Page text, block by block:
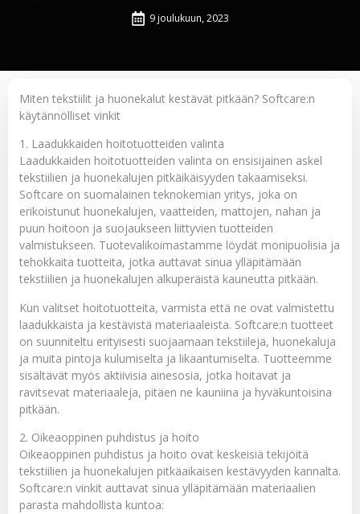
9 joulukuun, 2023
Miten tekstiilit ja huonekalut kestävät pitkään? Softcare:n
käytännölliset vinkit
1. Laadukkaiden hoitotuotteiden valinta
Laadukkaiden hoitotuotteiden valinta on ensisijainen askel
tekstiilien ja huonekalujen pitkäikäisyyden takaamiseksi.
Softcare on suomalainen teknokemian yritys, joka on
erikoistunut huonekalujen, vaatteiden, mattojen, nahan ja
puun hoitoon ja suojaukseen liittyvien tuotteiden
valmistukseen. Tuotevalikoimastamme löydät monipuolisia ja
tehokkaita tuotteita, jotka auttavat sinua ylläpitämään
tekstiilien ja huonekalujen alkuperäistä kauneutta pitkään.
Kun valitset hoitotuotteita, varmista että ne ovat valmistettu
laadukkaista ja kestävistä materiaaleista. Softcare:n tuotteet
on suunniteltu erityisesti suojaamaan tekstiilejä, huonekaluja
ja muita pintoja kulumiselta ja likaantumiselta. Tuotteemme
sisältävät myös aktiivisia ainesosia, jotka hoitavat ja
ravitsevat materiaaleja, pitäen ne kauniina ja hyväkuntoisina
pitkään.
2. Oikeaoppinen puhdistus ja hoito
Oikeaoppinen puhdistus ja hoito ovat keskeisiä tekijöitä
tekstiilien ja huonekalujen pitkäaikaisen kestävyyden kannalta.
Softcare:n vinkit auttavat sinua ylläpitämään materiaalien
parasta mahdollista kuntoa: